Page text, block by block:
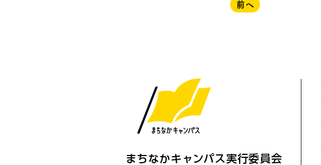
前へ
まちなかキャンパス実行委員会